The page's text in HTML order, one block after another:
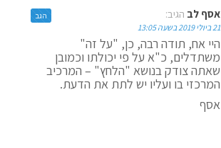
אסף לב הגיב:
21 ביולי 2019 בשעה 13:05
היי אח, תודה רבה, כן, "על זה"
משתדלים, כ"א על פי יכולתו וכמובן
שאתה צודק בנושא "הלחץ" – המרכיב
המרכזי בו ועליו יש לתת את הדעת.
אסף
הגב